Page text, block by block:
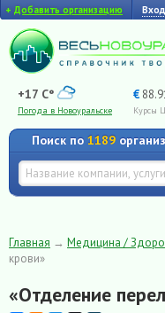
+ Добавить организацию
+17 C°
Погода в Новоуральске
€
Курсы
Поиск по 1189
Главная → Медицина /
крови»
«Отделение